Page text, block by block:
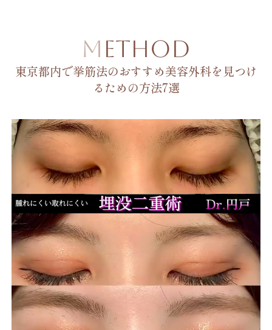
METHOD
東京都内で挙筋法のおすすめ美容外科を見つけ
るための方法7選